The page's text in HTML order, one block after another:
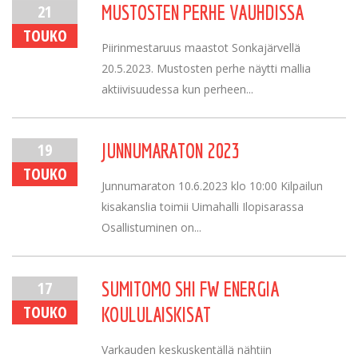
21
TOUKO
MUSTOSTEN PERHE VAUHDISSA
Piirinmestaruus maastot Sonkajärvellä
20.5.2023. Mustosten perhe näytti mallia
aktiivisuudessa kun perheen...
19
TOUKO
JUNNUMARATON 2023
Junnumaraton 10.6.2023 klo 10:00 Kilpailun
kisakanslia toimii Uimahalli Ilopisarassa
Osallistuminen on...
17
TOUKO
SUMITOMO SHI FW ENERGIA
KOULULAISKISAT
Varkauden keskuskentällä nähtiin